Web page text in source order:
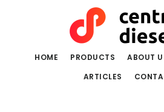
HOME PRODUCTS ABOUT
ARTICLES